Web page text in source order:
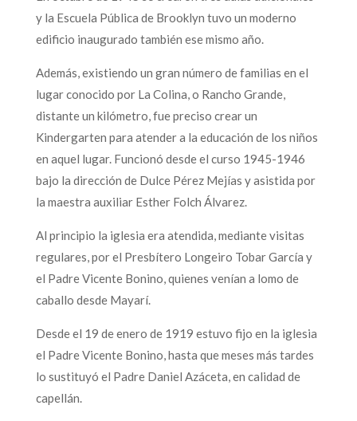
y la Escuela Pública de Brooklyn tuvo un moderno
edificio inaugurado también ese mismo año.
Además, existiendo un gran número de familias en el
lugar conocido por La Colina, o Rancho Grande,
distante un kilómetro, fue preciso crear un
Kindergarten para atender a la educación de los niños
en aquel lugar. Funcionó desde el curso 1945-1946
bajo la dirección de Dulce Pérez Mejías y asistida por
la maestra auxiliar Esther Folch Álvarez.
Al principio la iglesia era atendida, mediante visitas
regulares, por el Presbítero Longeiro Tobar García y
el Padre Vicente Bonino, quienes venían a lomo de
caballo desde Mayarí.
Desde el 19 de enero de 1919 estuvo fijo en la iglesia
el Padre Vicente Bonino, hasta que meses más tardes
lo sustituyó el Padre Daniel Azáceta, en calidad de
capellán.